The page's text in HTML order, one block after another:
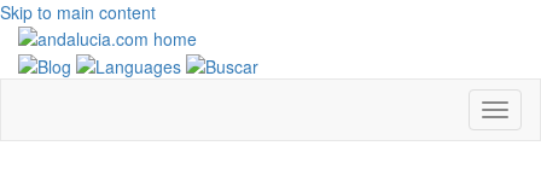
Skip to main content